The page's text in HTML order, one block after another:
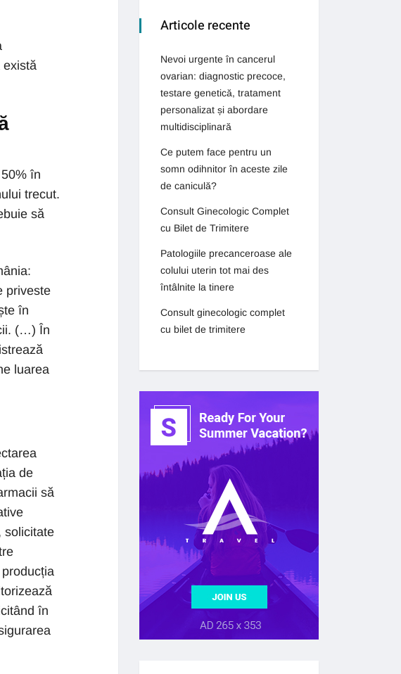
există
în
trecut.
să
priveste
în
(…) În
luarea
de
să
solicitate
în
Articole recente
Nevoi urgente în cancerul
ovarian: diagnostic precoce,
testare genetică, tratament
personalizat și abordare
multidisciplinară
Ce putem face pentru un
somn odihnitor în aceste zile
de caniculă?
Consult Ginecologic Complet
cu Bilet de Trimitere
Patologiile precanceroase ale
colului uterin tot mai des
întâlnite la tinere
Consult ginecologic complet
cu bilet de trimitere